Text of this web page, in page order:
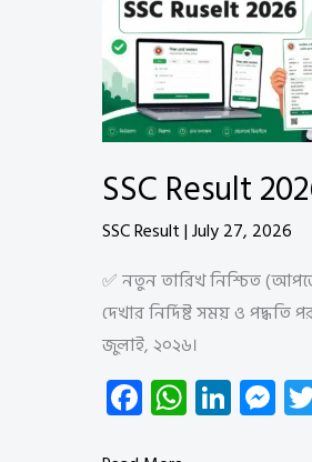
যশোর
বোর্ড
এসএসসি
রেজাল্ট
মার্কশিটসহ
দেখুন
SSC Result
SSC Result|July 27, 2026
✅ নতুন তারিখ নিশ্চিত
দেখার নির্দিষ্ট সময় ও
জুলাই, ২০২৬।
Fa
ce
W
ha
Li
nk
M
es